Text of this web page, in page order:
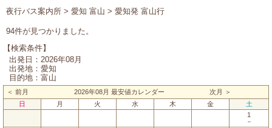
夜行バス案内所 > 愛知 富山 > 愛知発 富山行
94件が見つかりました。
【検索条件】
出発日：2026年08月
出発地：愛知
目的地：富山
＜ 前月 2026年08月 最安値カレンダー
次月 ＞
日
月 火 水 木 金
土
1
－